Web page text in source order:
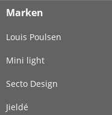
Marken
Louis Poulsen
Mini light
Secto Design
Jieldé